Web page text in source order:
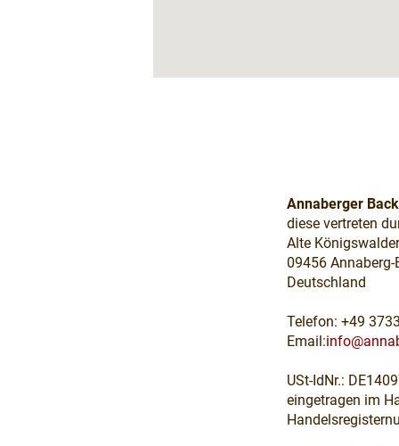
Annaberger
diese vertreten
Alte
09456
Deutschland
Telefon: +49
Email:
USt-IdNr.:
eingetragen im